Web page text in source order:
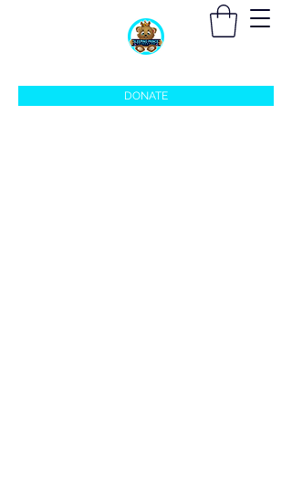
sleepingprincefoundation@gmail.com
DONATE